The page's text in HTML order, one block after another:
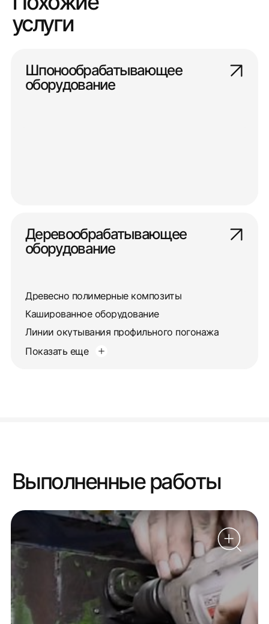
услуги
Шпонообрабатывающее
оборудование
Деревообрабатывающее
оборудование
Древесно полимерные композиты
Кашированное оборудование
Линии окутывания профильного погонажа
Показать еще
Выполненные работы